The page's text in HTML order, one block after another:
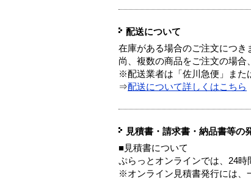
配送について
在庫がある場合のご注文につき
尚、複数の商品をご注文の場合
※配送業者は「佐川急便」また
⇒配送について詳しくはこちら
見積書・請求書・納品書等の
■見積書について
ぷらっとオンラインでは、24時
※オンライン見積書発行には、